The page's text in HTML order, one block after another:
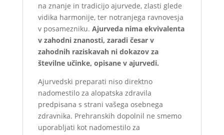
na znanje in tradicijo ajurvede, zlasti glede
vidika harmonije, ter notranjega ravnovesja
v posamezniku. Ajurveda nima ekvivalenta
v zahodni znanosti, zaradi česar v
zahodnih raziskavah ni dokazov za
številne učinke, opisane v ajurvedi.
Ajurvedski preparati niso direktno
nadomestilo za alopatska zdravila
predpisana s strani vašega osebnega
zdravnika. Prehranskih dopolnil ne smemo
uporabljati kot nadomestilo za